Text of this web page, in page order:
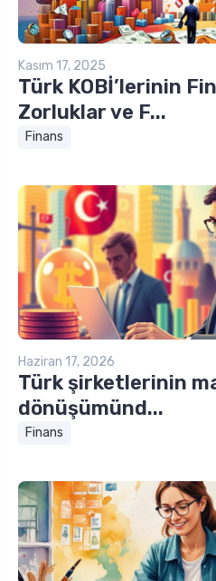
Kasım 17, 2025
Türk KOBİ’lerinin
Zorluklar ve F...
Finans
Haziran 17, 2026
Türk şirketlerinin
dönüşümünd...
Finans